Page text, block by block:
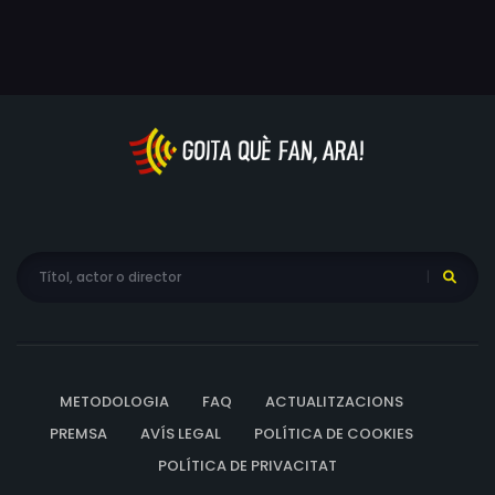
Zhong Siqi, Zhang Hu, Gan Jihu, Liang Jujie, Zhao Jinfang,
Ye Changjia, Wei Kaikai, Cui Bin, Tian Wenling, Ju Xinyin,
Yang Jianping, Fan Yujun, Lu Yihang, Ye Yifan, Hu Wenbo,
Shuhong, Ma Huabing, Yin Xiaoping, Liu Yueyong, Huang
Shengru
los pueblos que se vacían y todo aquello que ya no
METODOLOGIA FAQ
ACTUALITZACIONS
PREMSA
AVÍS LEGAL
POLÍTICA DE COOKIES
POLÍTICA DE PRIVACITAT